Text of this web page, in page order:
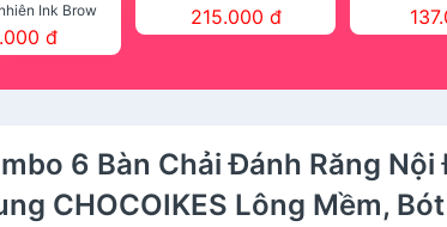
Ink Brow
The Face Shop
đ
Mist The Face Shop 150ml
215.000 đ
Tint fgmt
6 Bàn Chải Đánh Răng Nội
CHOCOIKES Lông Mềm, Bót